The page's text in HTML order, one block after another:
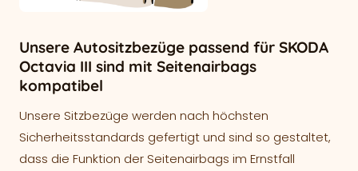
Unsere Autositzbezüge passend für SKODA
Octavia III sind mit Seitenairbags
kompatibel
Unsere Sitzbezüge werden nach höchsten
Sicherheitsstandards gefertigt und sind so gestaltet,
dass die Funktion der Seitenairbags im Ernstfall